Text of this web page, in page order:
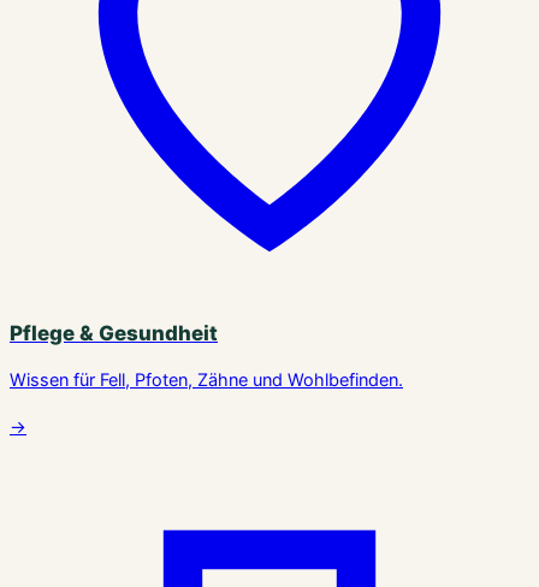
Pflege & Gesundheit
Wissen für Fell, Pfoten, Zähne und Wohlbefinden.
→